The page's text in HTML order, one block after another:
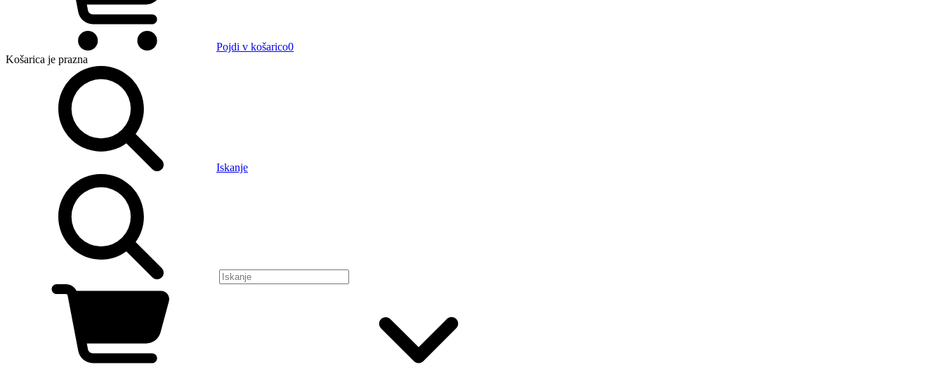
Pojdi v košarico0
Košarica je prazna
Iskanje